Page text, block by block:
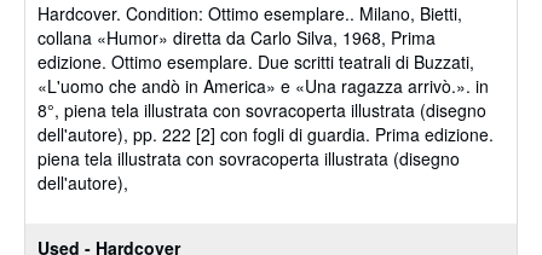
Used - Hardcover
5
stars
Hardcover. Condition: Ottimo esemplare.. Milano, Bietti,
collana «Humor» diretta da Carlo Silva, 1968, Prima
edizione. Ottimo esemplare. Due scritti teatrali di Buzzati,
«L'uomo che andò in America» e «Una ragazza arrivò.». in
8°, piena tela illustrata con sovracoperta illustrata (disegno
dell'autore), pp. 222 [2] con fogli di guardia. Prima edizione.
piena tela illustrata con sovracoperta illustrata (disegno
dell'autore),